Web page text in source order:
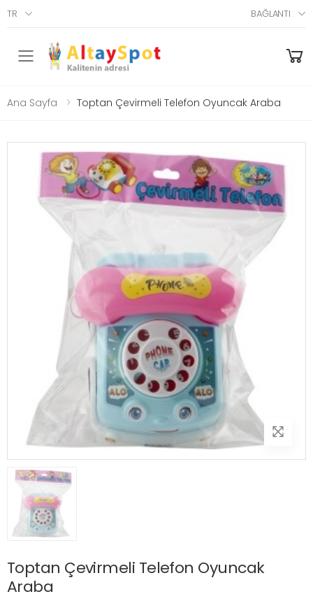
TR BAĞLANTI
Menü
Ana Sayfa Toptan Çevirmeli Telefon Oyuncak Araba
Toptan Çevirmeli Telefon Oyuncak
Araba